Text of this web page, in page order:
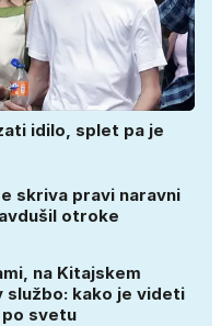
idilo, splet pa je
skriva pravi naravni
otroke
na Kitajskem
službo: kako je videti
svetu